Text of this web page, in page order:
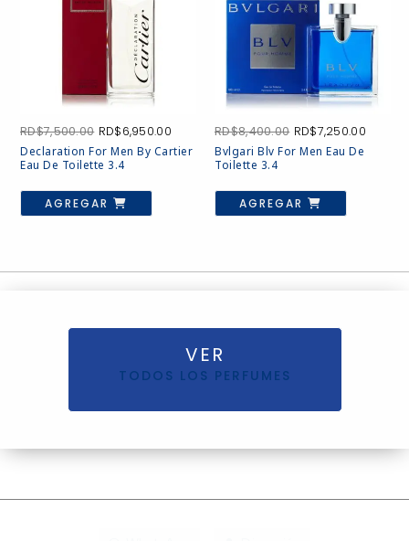
página
de
producto
RD$7,500.00 El
precio
original
RD$7,500.00.
RD$6,950.00El
precio
actual
RD$6,950.00.
Declaration For Men By Cartier
Eau De Toilette 3.4
AGREGAR
RD$8,400.00 El
precio
original
RD$8,400.00.
RD$7,250.00El
Bvlgari Blv For Men Eau De
Toilette 3.4
AGREGAR
VER
TODOS LOS PERFUMES